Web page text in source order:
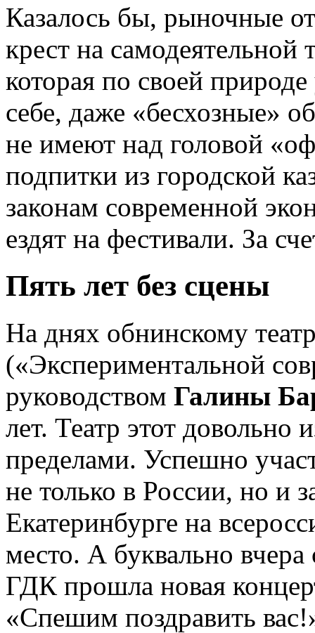
Казалось бы, рыночные
крест на самодеятельной
которая по своей
себе, даже «бесхозные»
не имеют над головой
подпитки из городской
законам современной
ездят на фестивали. За
Пять лет без сцены
На днях обнинскому
(«Экспериментальной
руководством Галины
лет. Театр этот довольно
пределами. Успешно
не только в России, но и
Екатеринбурге на
место. А буквально
ГДК прошла новая
«Спешим поздравить